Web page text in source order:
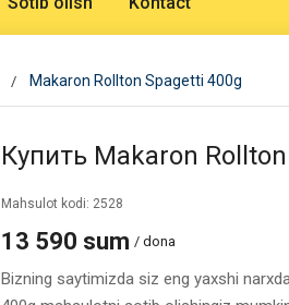
Makaron Rollton Spagetti 400g
Купить Makaron
Mahsulot kodi: 2528
13 590 sum / dona
Bizning saytimizda siz eng yaxshi